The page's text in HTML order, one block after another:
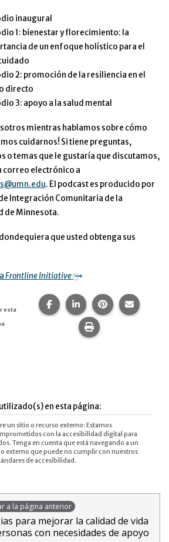
inaugural
1: bienestar y florecimiento: la
de un enfoque holístico para el
2: promoción de la resiliencia en el
directo
3: apoyo a la salud mental
mientras hablamos sobre cómo
cuidarnos! Si tiene preguntas,
o temas que le gustaría que discutamos,
correo electrónico a
. El podcast es producido por
Integración Comunitaria de la
de Minnesota.
que usted obtenga sus
Frontline Initiative
esta
Compartir esta página en
Compartir esta
Compartir
Imprime esta
en esta página:
un sitio o recurso externo: Estamos
con la accesibilidad digital para
Tenga en cuenta que está navegando a un
externo que puede no cumplir con nuestros
de accesibilidad.
a la página anterior
para mejorar la calidad de vida
con necesidades de apoyo